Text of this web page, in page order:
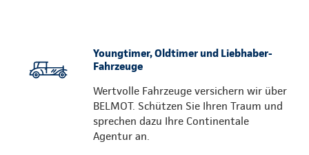
Youngtimer, Oldtimer und Liebhaber-
Fahrzeuge
Wertvolle Fahrzeuge versichern wir über
BELMOT. Schützen Sie Ihren Traum und
sprechen dazu Ihre Continentale
Agentur an.